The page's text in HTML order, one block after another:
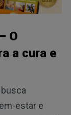
O
a cura e
estar e